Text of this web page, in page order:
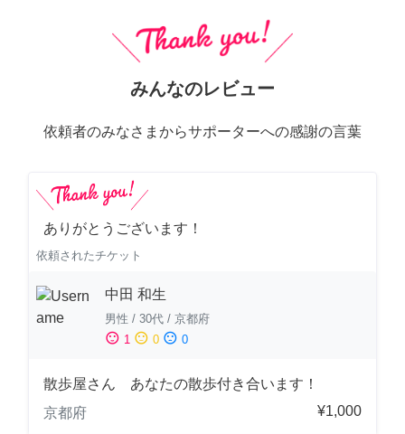
みんなのレビュー
依頼者のみなさまからサポーターへの感謝の言葉
ありがとうございます！
依頼されたチケット
中田 和生
男性 / 30代 / 京都府
sentiment_satisfied 1 sentiment_neutral 0 sentiment_dissatisfied 0
散歩屋さん あなたの散歩付き合います！
京都府
¥1,000